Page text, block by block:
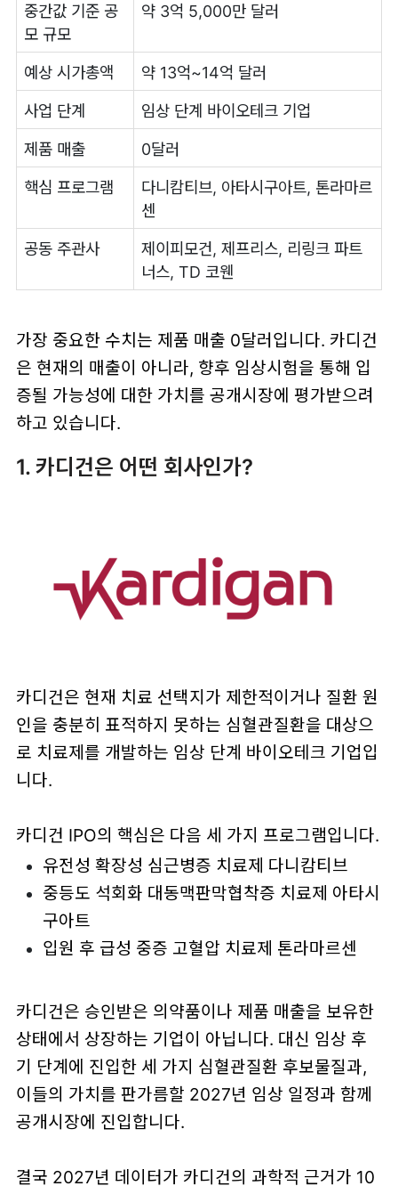
중간값 기준 공
모 규모
약 3억 5,000만 달러
예상 시가총액 약 13억~14억 달러
사업 단계 임상 단계 바이오테크 기업
제품 매출 0달러
핵심 프로그램
다니캄티브, 아타시구아트, 톤라마르
센
공동 주관사
제이피모건, 제프리스, 리링크 파트
너스, TD 코웬
가장 중요한 수치는 제품 매출 0달러입니다. 카디건
은 현재의 매출이 아니라, 향후 임상시험을 통해 입
증될 가능성에 대한 가치를 공개시장에 평가받으려
하고 있습니다.
1. 카디건은 어떤 회사인가?
카디건은 현재 치료 선택지가 제한적이거나 질환 원
인을 충분히 표적하지 못하는 심혈관질환을 대상으
로 치료제를 개발하는 임상 단계 바이오테크 기업입
니다.
카디건 IPO의 핵심은 다음 세 가지 프로그램입니다.
유전성 확장성 심근병증 치료제 다니캄티브
중등도 석회화 대동맥판막협착증 치료제 아타시
구아트
입원 후 급성 중증 고혈압 치료제 톤라마르센
카디건은 승인받은 의약품이나 제품 매출을 보유한
상태에서 상장하는 기업이 아닙니다. 대신 임상 후
기 단계에 진입한 세 가지 심혈관질환 후보물질과,
이들의 가치를 판가름할 2027년 임상 일정과 함께
공개시장에 진입합니다.
결국 2027년 데이터가 카디건의 과학적 근거가 10